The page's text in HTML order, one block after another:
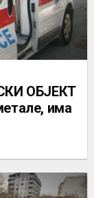
ОБЈЕКТ
има